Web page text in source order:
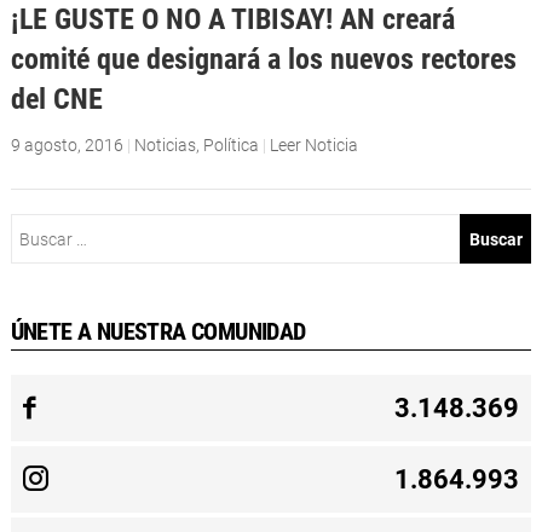
¡LE GUSTE O NO A TIBISAY! AN creará
comité que designará a los nuevos rectores
del CNE
9 agosto, 2016 | Noticias, Política | Leer Noticia
ÚNETE A NUESTRA COMUNIDAD
3.148.369
1.864.993